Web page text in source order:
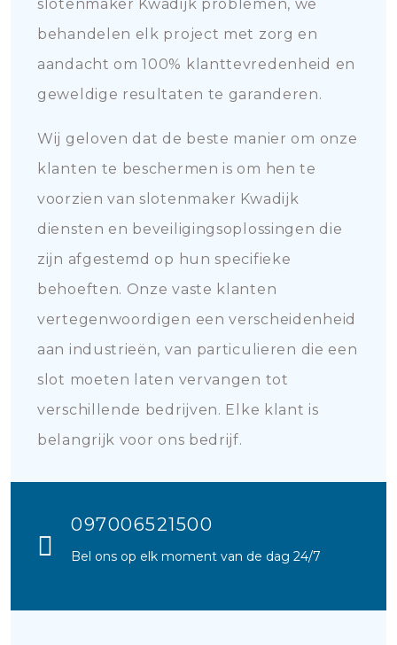
slotenmaker Kwadijk problemen, we
behandelen elk project met zorg en
aandacht om 100% klanttevredenheid en
geweldige resultaten te garanderen.
Wij geloven dat de beste manier om onze
klanten te beschermen is om hen te
voorzien van slotenmaker Kwadijk
diensten en beveiligingsoplossingen die
zijn afgestemd op hun specifieke
behoeften. Onze vaste klanten
vertegenwoordigen een verscheidenheid
aan industrieën, van particulieren die een
slot moeten laten vervangen tot
verschillende bedrijven. Elke klant is
belangrijk voor ons bedrijf.
097006521500
Bel ons op elk moment van de dag 24/7